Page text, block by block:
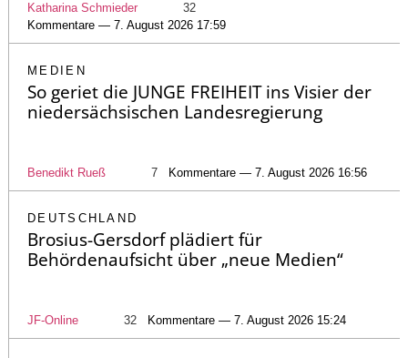
Katharina Schmieder
32
Kommentare — 7. August 2026 17:59
MEDIEN
So geriet die JUNGE FREIHEIT ins Visier der
niedersächsischen Landesregierung
Benedikt Rueß 7 Kommentare — 7. August 2026 16:56
DEUTSCHLAND
Brosius-Gersdorf plädiert für
Behördenaufsicht über „neue Medien“
JF-Online 32 Kommentare — 7. August 2026 15:24